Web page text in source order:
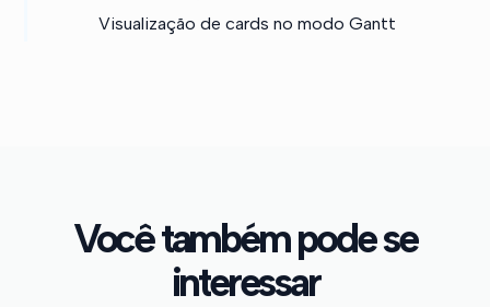
Visualização de cards no modo Gantt
Você também pode se
interessar